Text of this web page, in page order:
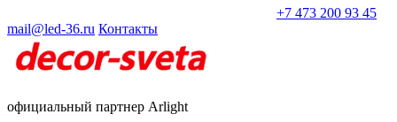
+7 473 200 93 45
mail@led-36.ru Контакты
официальный партнер Arlight